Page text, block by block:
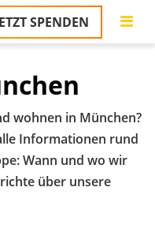
SPENDEN
wohnen in München?
Informationen rund
Wann und wo wir
über unsere